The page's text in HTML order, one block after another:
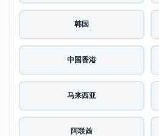
韩国
中国香港
马来西亚
阿联酋